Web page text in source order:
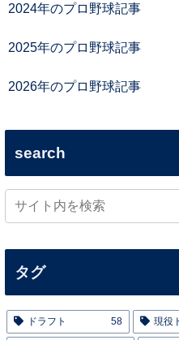
2024年のプロ野球記事
2025年のプロ野球記事
2026年のプロ野球記事
search
タグ
ドラフト 58 現役